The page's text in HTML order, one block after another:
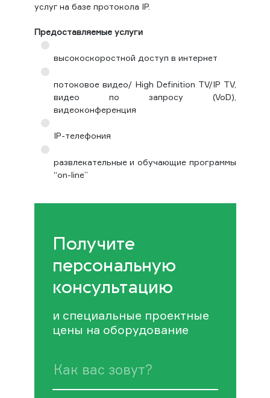
услуг на базе протокола IP.
Предоставляемые услуги
высокоскоростной доступ в интернет
потоковое видео/ High Definition TV/IP TV,
видео по запросу (VoD),
видеоконференция
IP-телефония
развлекательные и обучающие программы
“on-line”
Получите
персональную
консультацию
и специальные проектные
цены на оборудование